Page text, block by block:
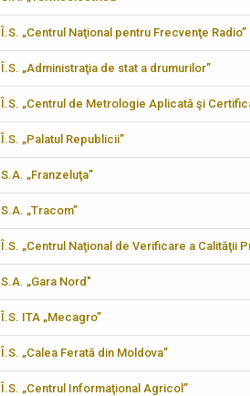
Î.S. „Centrul Naţional pentru Frecvenţe Radio”
Î.S. „Administraţia de stat a drumurilor”
Î.S. „Centrul de Metrologie Aplicată şi
Î.S. „Palatul Republicii”
S.A. „Franzeluţa”
S.A. „Tracom”
Î.S. „Centrul Naţional de Verificare a Calităţii
S.A. „Gara Nord"
Î.S. ITA „Mecagro”
Î.S. „Calea Ferată din Moldova”
Î.S. „Centrul Informaţional Agricol”